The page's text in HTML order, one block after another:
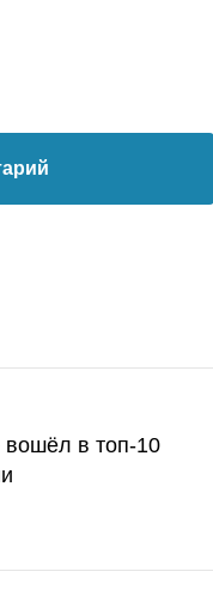
вошёл в топ-10